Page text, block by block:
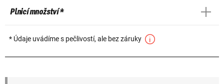
Plnicí množství *
* Údaje uvádíme s pečlivostí, ale bez záruky